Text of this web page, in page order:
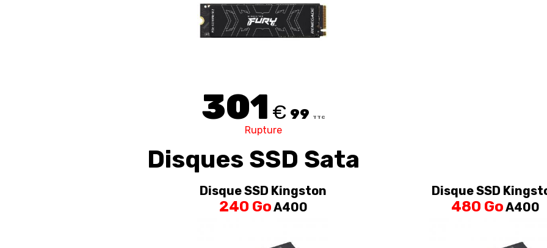
301 € 99 TTC
Rupture
Disques SSD Sata
Disque SSD Kingston
240 GoA400
Disque SSD
480 GoA400